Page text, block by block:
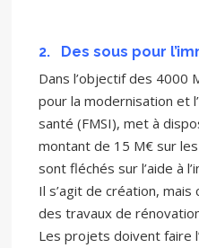
2. Des sous pour
Dans l’objectif des 4000
pour la modernisation et
santé (FMSI), met à
montant de 15 M€ sur
sont fléchés sur l’aide à
Il s’agit de création,
des travaux de
Les projets doivent faire